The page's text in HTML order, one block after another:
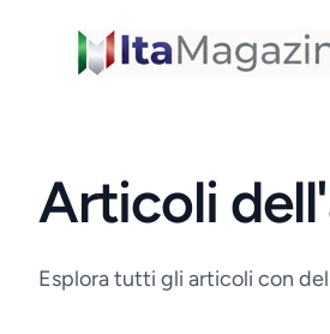
ItaMagazine
Articoli
Esplora tutti gli articoli con